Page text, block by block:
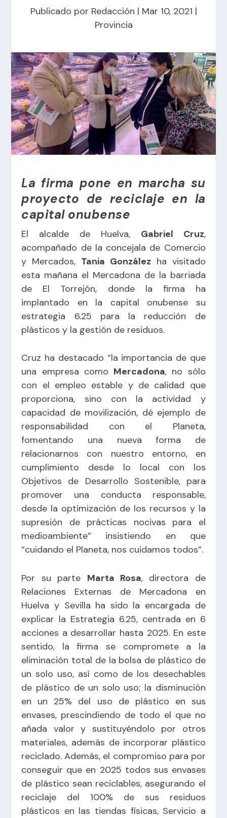
Publicado por Redacción | Mar 10, 2021 |
Provincia
La firma pone en marcha su
proyecto de reciclaje en la
capital onubense
El alcalde de Huelva, Gabriel Cruz,
acompañado de la concejala de Comercio
y Mercados, Tania González ha visitado
esta mañana el Mercadona de la barriada
de El Torrejón, donde la firma ha
implantado en la capital onubense su
estrategia 6.25 para la reducción de
plásticos y la gestión de residuos.
Cruz ha destacado “la importancia de que
una empresa como Mercadona, no sólo
con el empleo estable y de calidad que
proporciona, sino con la actividad y
capacidad de movilización, dé ejemplo de
responsabilidad con el Planeta,
fomentando una nueva forma de
relacionarnos con nuestro entorno, en
cumplimiento desde lo local con los
Objetivos de Desarrollo Sostenible, para
promover una conducta responsable,
desde la optimización de los recursos y la
supresión de prácticas nocivas para el
medioambiente” insistiendo en que
“cuidando el Planeta, nos cuidamos todos”.
Por su parte Marta Rosa, directora de
Relaciones Externas de Mercadona en
Huelva y Sevilla ha sido la encargada de
explicar la Estrategia 6.25, centrada en 6
acciones a desarrollar hasta 2025. En este
sentido, la firma se compromete a la
eliminación total de la bolsa de plástico de
un solo uso, así como de los desechables
de plástico de un solo uso; la disminución
en un 25% del uso de plástico en sus
envases, prescindiendo de todo el que no
añada valor y sustituyéndolo por otros
materiales, además de incorporar plástico
reciclado. Además, el compromiso para por
conseguir que en 2025 todos sus envases
de plástico sean reciclables, asegurando el
reciclaje del 100% de sus residuos
plásticos en las tiendas físicas, Servicio a